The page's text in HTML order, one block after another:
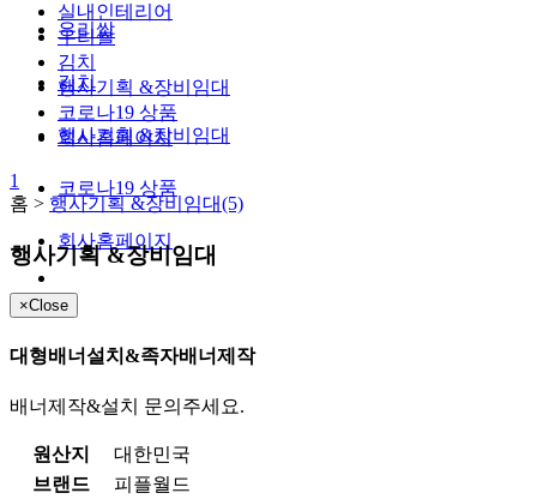
우리쌀
김치
행사기획 &장비임대
코로나19 상품
회사홈페이지
실내인테리어
우리쌀
김치
행사기획 &장비임대
코로나19 상품
회사홈페이지
1
홈 > 행사기획 &장비임대(5)
행사기획 &장비임대
×Close
대형배너설치&족자배너제작
배너제작&설치 문의주세요.
원산지
대한민국
브랜드
피플월드